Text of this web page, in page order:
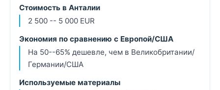
Стоимость в Анталии
2 500 -- 5 000 EUR
Экономия по сравнению с Европой/США
На 50--65% дешевле, чем в Великобритании/
Германии/США
Используемые материалы